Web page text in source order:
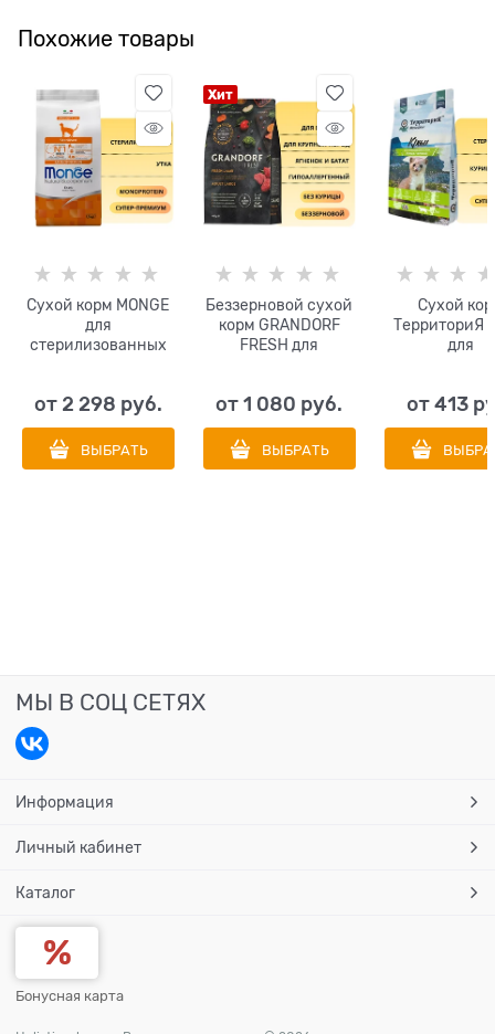
Похожие товары
Сухой корм MONGE
для
стерилизованных
Sterilised Duck
от 2 298 руб.
ВЫБРАТЬ
Хит
Беззерновой cухой
корм GRANDORF
FRESH для
ягненком и бататом
CAT LARGE
Lamb&Sweet Potato
от1 080 руб.
ВЫБРАТЬ
Сухой
ТерриториЯ
для
от 413
МЫ В СОЦ СЕТЯХ
Информация
Личный кабинет
Каталог
Бонусная карта